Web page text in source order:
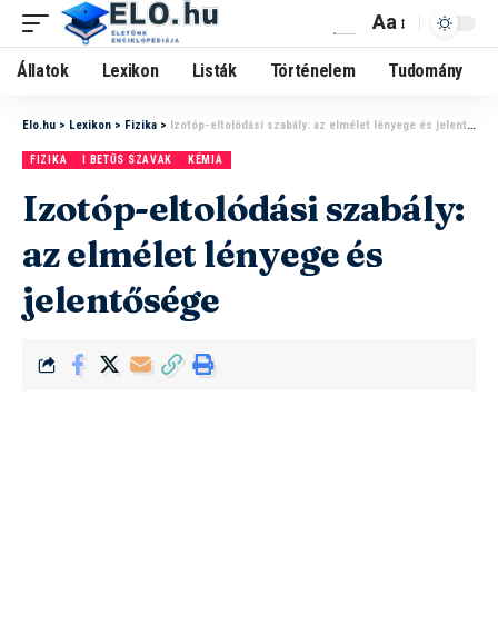
Aa
Állatok Lexikon Listák Történelem Tudomány
Elo.hu > Lexikon > Fizika > Izotóp-eltolódási szabály: az elmélet lényege és jelentősége
FIZIKA I BETŰS SZAVAK KÉMIA
Izotóp-eltolódási szabály:
az elmélet lényege és
jelentősége